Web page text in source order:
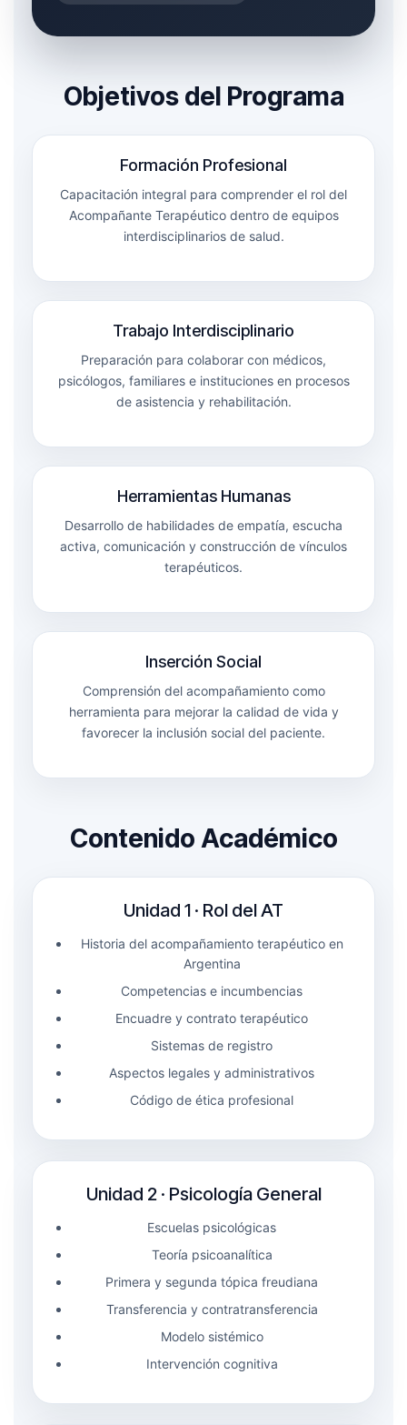
Objetivos del Programa
Formación Profesional
Capacitación integral para comprender el rol del
Acompañante Terapéutico dentro de equipos
interdisciplinarios de salud.
Trabajo Interdisciplinario
Preparación para colaborar con médicos,
psicólogos, familiares e instituciones en procesos
de asistencia y rehabilitación.
Herramientas Humanas
Desarrollo de habilidades de empatía, escucha
activa, comunicación y construcción de vínculos
terapéuticos.
Inserción Social
Comprensión del acompañamiento como
herramienta para mejorar la calidad de vida y
favorecer la inclusión social del paciente.
Contenido Académico
Unidad 1 · Rol del AT
Historia del acompañamiento terapéutico en
Argentina
Competencias e incumbencias
Encuadre y contrato terapéutico
Sistemas de registro
Aspectos legales y administrativos
Código de ética profesional
Unidad 2 · Psicología General
Escuelas psicológicas
Teoría psicoanalítica
Primera y segunda tópica freudiana
Transferencia y contratransferencia
Modelo sistémico
Intervención cognitiva